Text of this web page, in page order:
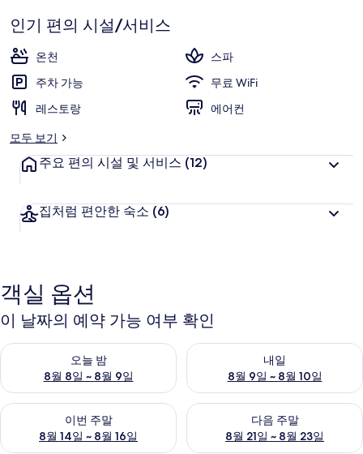
기
인기 편의 시설/서비스
온천
스파
주차 가능
무료 WiFi
레스토랑
에어컨
모두 보기
주요 편의 시설 및 서비스 (12)
집처럼 편안한 숙소 (6)
객실 옵션
이 날짜의 예약 가능 여부 확인
오늘 밤
8월 8일 ~ 8월 9일
오늘 밤 예약 가능 여부 확인, 8월 8일 ~ 8월 9일
내일
8월 9일 ~ 8월 10일
내일 예약 가능 여부 확인, 8월
이번 주말
8월 14일 ~ 8월 16일
이번 주말 예약 가능 여부 확인, 8월 14일 ~ 8월 16일
다음 주말
8월 21일 ~ 8월 23일
다음 주말 예약 가능 여부 확인